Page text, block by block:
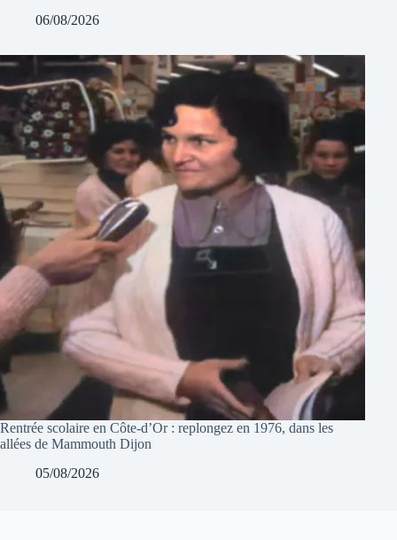
06/08/2026
Rentrée scolaire en Côte-d’Or : replongez en 1976, dans les
allées de Mammouth Dijon
05/08/2026